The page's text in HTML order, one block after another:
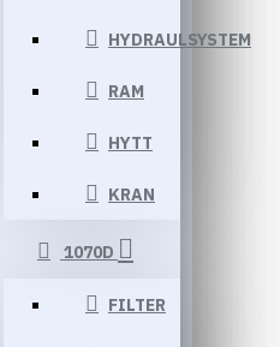
HYDRAULSYSTEM
RAM
HYTT
KRAN
1070D
FILTER